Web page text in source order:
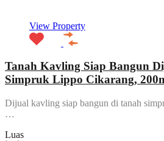
View Property
Tanah Kavling Siap Bangun
Simpruk Lippo Cikarang,
Dijual kavling siap bangun di tanah
…
Luas